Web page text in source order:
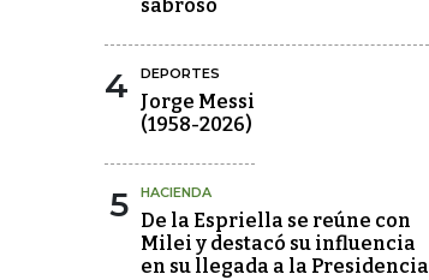
sabroso
4 DEPORTES
Jorge Messi
(1958-2026)
5 HACIENDA
De la Espriella se reúne con
Milei y destacó su influencia
en su llegada a la Presidencia